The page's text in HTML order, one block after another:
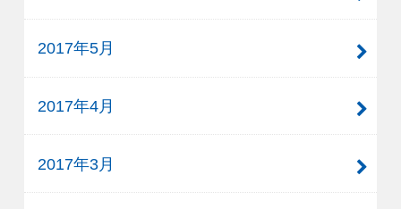
2017年5月
2017年4月
2017年3月